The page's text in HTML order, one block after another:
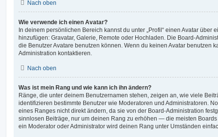
Nach oben
Wie verwende ich einen Avatar?
In deinem persönlichen Bereich kannst du unter „Profil“ einen Avatar über
hinzufügen: Gravatar, Galerie, Remote oder Hochladen. Die Board-
die Benutzer Avatare benutzen können. Wenn du keinen Avatar benutzen
Administration kontaktieren.
Nach oben
Was ist mein Rang und wie kann ich ihn ändern?
Ränge, die unter deinem Benutzernamen stehen, zeigen an, wie viele
identifizieren bestimmte Benutzer wie Moderatoren und Administratoren.
eines Ranges nicht direkt ändern, da sie von der Board-Administration
sinnlosen Beiträge, nur um deinen Rang zu erhöhen — die meisten
ein Moderator oder Administrator wird deinen Rang unter Umständen